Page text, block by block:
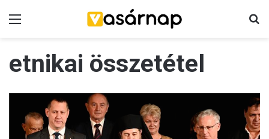
etnikai összetétel